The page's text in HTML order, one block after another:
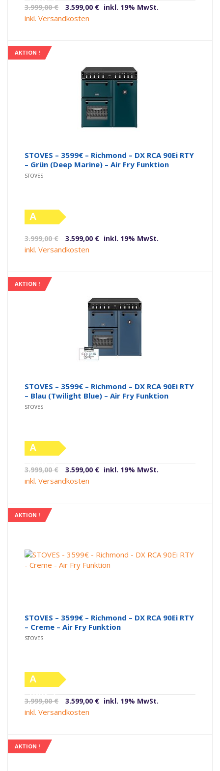
Label)
3.999,00€
Ursprünglicher
Preis
3.599,00 € Aktueller
inkl. 19% MwSt.
inkl. Versandkosten
AKTION !
STOVES – 3599€ – Richmond – DX RCA 90Ei RTY
– Grün (Deep Marine) – Air Fry Funktion
STOVES
A
Label)
3.999,00€
Ursprünglicher
Preis
3.599,00 € Aktueller
inkl. 19% MwSt.
inkl. Versandkosten
AKTION !
STOVES – 3599€ – Richmond – DX RCA 90Ei RTY
– Blau (Twilight Blue) – Air Fry Funktion
STOVES
A
Label)
3.999,00€
Ursprünglicher
Preis
3.599,00 € Aktueller
inkl. 19% MwSt.
inkl. Versandkosten
AKTION !
STOVES – 3599€ – Richmond – DX RCA 90Ei RTY
– Creme – Air Fry Funktion
STOVES
A
Label)
3.999,00€
Ursprünglicher
Preis
3.599,00 € Aktueller
inkl. 19% MwSt.
inkl. Versandkosten
AKTION !